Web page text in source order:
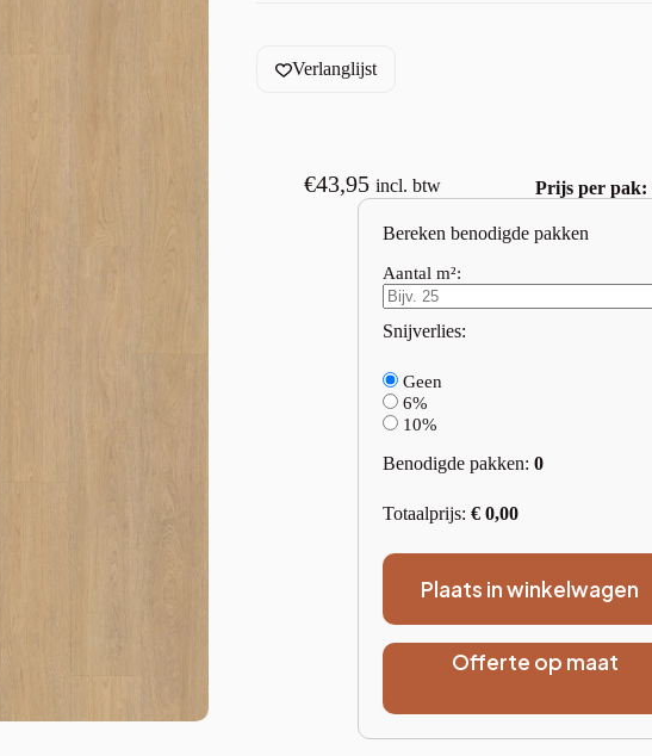
Verlanglijst
€43,95 incl. btw Prijs per pak:
Bereken benodigde pakken
Aantal m²:
Snijverlies:
Geen
6%
10%
Benodigde pakken:0
Totaalprijs:€0,00
Plaats in winkelwagen
Offerte op maat